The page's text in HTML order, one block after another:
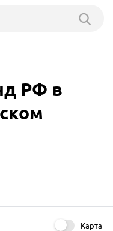
РФ в
Карта